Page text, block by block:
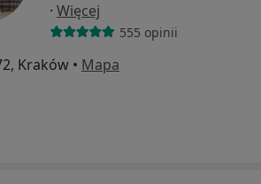
· Więcej
555 opinii
Kraków • Mapa